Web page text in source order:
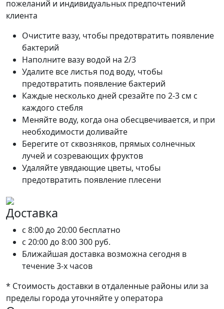
пожеланий и индивидуальных предпочтений
клиента
Очистите вазу, чтобы предотвратить появление
бактерий
Наполните вазу водой на 2/3
Удалите все листья под воду, чтобы
предотвратить появление бактерий
Каждые несколько дней срезайте по 2-3 см с
каждого стебля
Меняйте воду, когда она обесцвечивается, и при
необходимости доливайте
Берегите от сквозняков, прямых солнечных
лучей и созревающих фруктов
Удаляйте увядающие цветы, чтобы
предотвратить появление плесени
Доставка
c 8:00 до 20:00 бесплатно
c 20:00 до 8:00300 руб.
Ближайшая доставка возможна сегодня в
течение 3-х часов
* Стоимость доставки в отдаленные районы или за
пределы города уточняйте у оператора